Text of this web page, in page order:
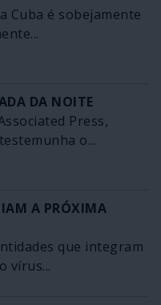
Cuba é sobejamente
DA NOITE
Press,
o...
A PRÓXIMA
que integram
vírus...